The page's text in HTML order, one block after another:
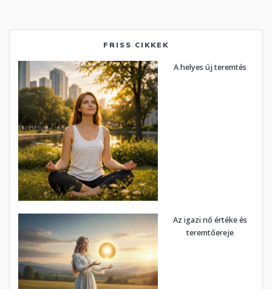
FRISS CIKKEK
A helyes új teremtés
Az igazi nő értéke és
teremtőereje